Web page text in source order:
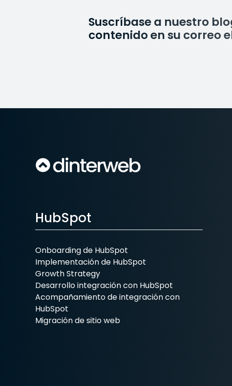
Suscríbase a nuestro
contenido en su correo
HubSpot
Onboarding de HubSpot
Implementación de HubSpot
Growth Strategy
Desarrollo integración con HubSpot
Acompañamiento de integración con
HubSpot
Migración de sitio web